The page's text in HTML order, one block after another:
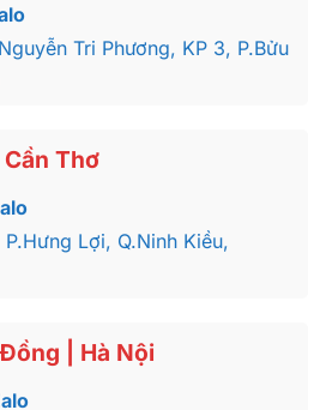
Tri Phương, KP 3, P.Bửu
Cần Thơ
Lợi, Q.Ninh Kiều,
| Hà Nội